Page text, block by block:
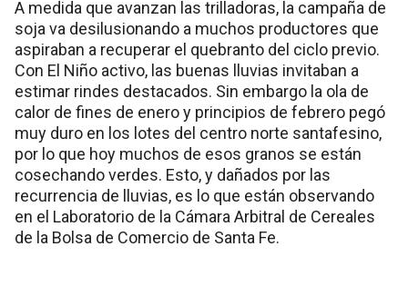
A medida que avanzan las trilladoras, la campaña de
soja va desilusionando a muchos productores que
aspiraban a recuperar el quebranto del ciclo previo.
Con El Niño activo, las buenas lluvias invitaban a
estimar rindes destacados. Sin embargo la ola de
calor de fines de enero y principios de febrero pegó
muy duro en los lotes del centro norte santafesino,
por lo que hoy muchos de esos granos se están
cosechando verdes. Esto, y dañados por las
recurrencia de lluvias, es lo que están observando
en el Laboratorio de la Cámara Arbitral de Cereales
de la Bolsa de Comercio de Santa Fe.